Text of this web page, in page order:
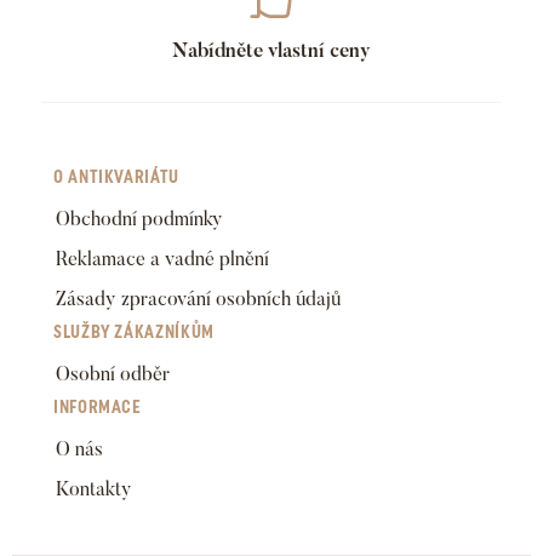
Nabídněte vlastní ceny
O ANTIKVARIÁTU
Obchodní podmínky
Reklamace a vadné plnění
Zásady zpracování osobních údajů
SLUŽBY ZÁKAZNÍKŮM
Osobní odběr
INFORMACE
O nás
Kontakty